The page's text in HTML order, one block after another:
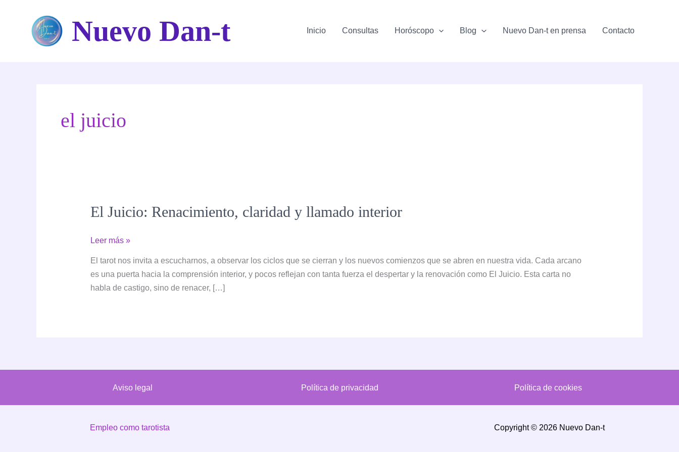
contenido
Nuevo Dan-t Inicio Consultas Horóscopo Blog Nuevo Dan-t en prensa Contacto
el juicio
El Juicio: Renacimiento, claridad y llamado interior
El
claridad
Leer más »
El tarot nos invita a escucharnos, a observar los ciclos que se cierran y los nuevos comienzos que se abren en nuestra vida. Cada arcano
es una puerta hacia la comprensión interior, y pocos reflejan con tanta fuerza el despertar y la renovación como El Juicio. Esta carta no
habla de castigo, sino de renacer, […]
Aviso legal Política de privacidad Política de cookies
Empleo como tarotista Copyright © 2026 Nuevo Dan-t